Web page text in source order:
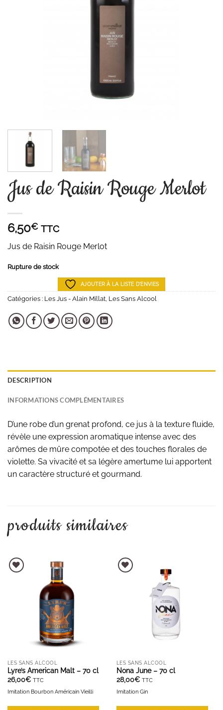
Jus de Raisin Rouge Merlot
6,50€ TTC
Jus de Raisin Rouge Merlot
Rupture de stock
AJOUTER À LA LISTE D'ENVIES
Catégories : Les Jus - Alain Millat Les Sans Alcool
DESCRIPTION
INFORMATIONS COMPLÉMENTAIRES
D’une robe d’un grenat profond, ce jus à la texture fluide,
révèle une expression aromatique intense avec des
arômes de mûre compotée et des touches florales de
violette. Sa vivacité et sa légère amertume lui apportent
un caractère structuré et gourmand.
produits similaires
AJOUTER À LA LISTE D'ENVIES
LES SANS ALCOOL
Lyre’s American Malt – 70 cl
26,00€ TTC
Imitation Bourbon Américain Vieilli
AJOUTER À LA LISTE D'ENVIES
LES SANS ALCOOL
Nona June – 70 cl
28,00€ TTC
Imitation Gin